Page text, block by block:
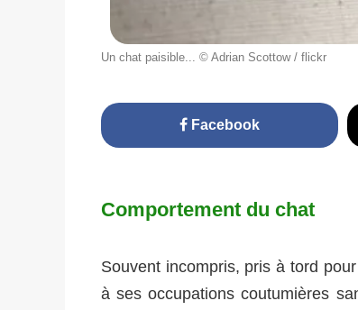
Un chat paisible... © Adrian Scottow / flickr
Facebook
Comportement du chat
Souvent incompris, pris à tord
à ses occupations coutumières